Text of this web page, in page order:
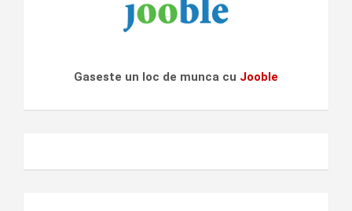
Gaseste un loc de munca cu Jooble